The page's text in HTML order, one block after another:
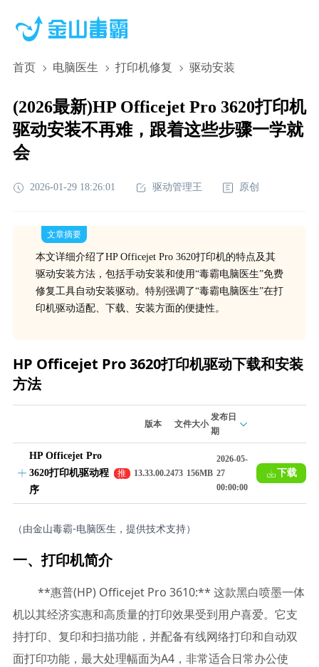
首页 电脑医生 打印机修复 驱动安装
(2026最新)HP Officejet Pro 3620打印机
驱动安装不再难，跟着这些步骤一学就
会
2026-01-29 18:26:01 驱动管理王 原创
文章摘要
本文详细介绍了HP Officejet Pro 3620打印机的特点及其
驱动安装方法，包括手动安装和使用“毒霸电脑医生”免费
修复工具自动安装驱动。特别强调了“毒霸电脑医生”在打
印机驱动适配、下载、安装方面的便捷性。
HP Officejet Pro 3620打印机驱动下载和安装
方法
版本 文件大小
发布日
期
HP Officejet Pro
3620打印机驱动程
序
推
荐
13.33.00.2473 156MB
2026-05-
27
00:00:00
下载
（由金山毒霸-电脑医生，提供技术支持）
一、打印机简介
**惠普(HP) Officejet Pro 3610:** 这款黑白喷墨一体
机以其经济实惠和高质量的打印效果受到用户喜爱。它支
持打印、复印和扫描功能，并配备有线网络打印和自动双
面打印功能，最大处理幅面为A4，非常适合日常办公使